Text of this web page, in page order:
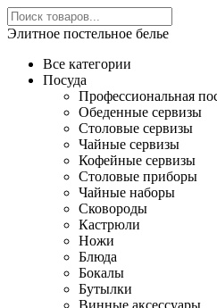
Элитное постельное белье
Все категории
Посуда
Профессиональная
Обеденные сервизы
Столовые сервизы
Чайные сервизы
Кофейные сервизы
Столовые приборы
Чайные наборы
Сковороды
Кастрюли
Ножи
Блюда
Бокалы
Бутылки
Винные аксессуары